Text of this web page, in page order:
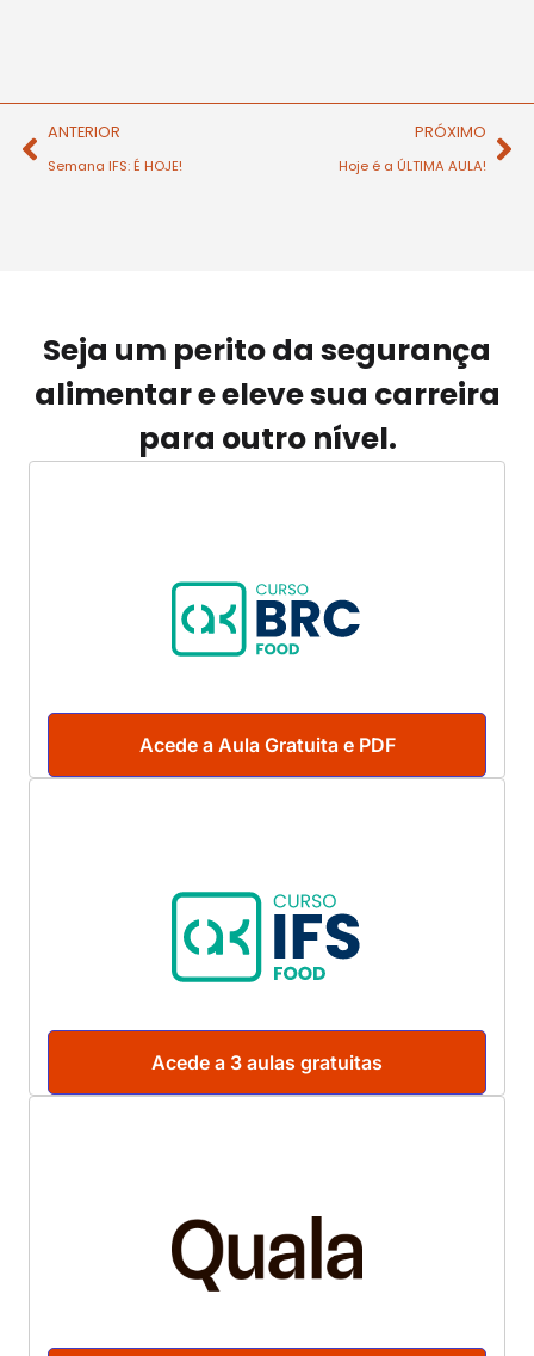
ANTERIOR
Semana IFS: É HOJE!
PRÓXIMO
Hoje é a ÚLTIMA AULA!
Seja um perito da segurança
alimentar e eleve sua carreira
para outro nível.
Acede a Aula Gratuita e PDF
Acede a 3 aulas gratuitas